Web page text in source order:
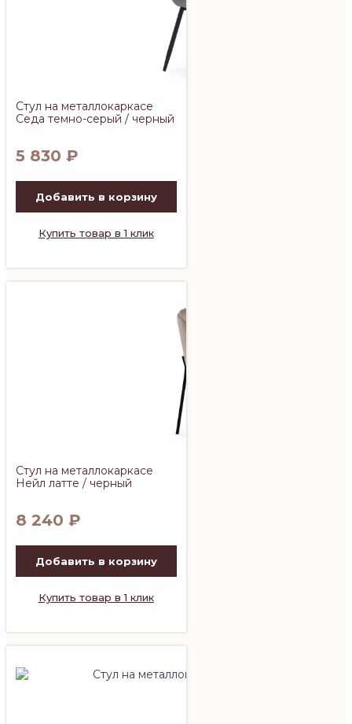
Стул на металлокаркасе
Седа темно-серый / черный
5 830 ₽
Добавить в корзину
Купить товар в 1 клик
Стул на металлокаркасе
Нейл латте / черный
8 240 ₽
Добавить в корзину
Купить товар в 1 клик